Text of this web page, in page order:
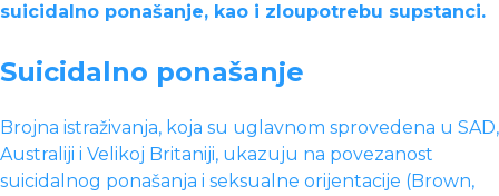
suicidalno ponašanje, kao i zloupotrebu supstanci.
Suicidalno ponašanje
Brojna istraživanja, koja su uglavnom sprovedena u SAD,
Australiji i Velikoj Britaniji, ukazuju na povezanost
suicidalnog ponašanja i seksualne orijentacije (Brown,